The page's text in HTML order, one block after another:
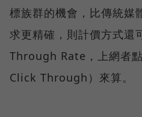
標族群的機會，比傳統媒
求更精確，則計價方式還
Through Rate，上網者
Click Through）來算。